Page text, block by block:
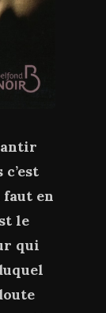
en
le
qui